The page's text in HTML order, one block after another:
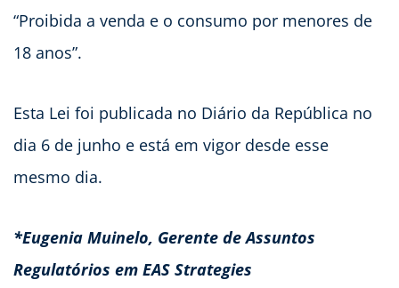
“Proibida a venda e o consumo por menores de
18 anos”.
Esta Lei foi publicada no Diário da República no
dia 6 de junho e está em vigor desde esse
mesmo dia.
*Eugenia Muinelo, Gerente de Assuntos
Regulatórios em EAS Strategies